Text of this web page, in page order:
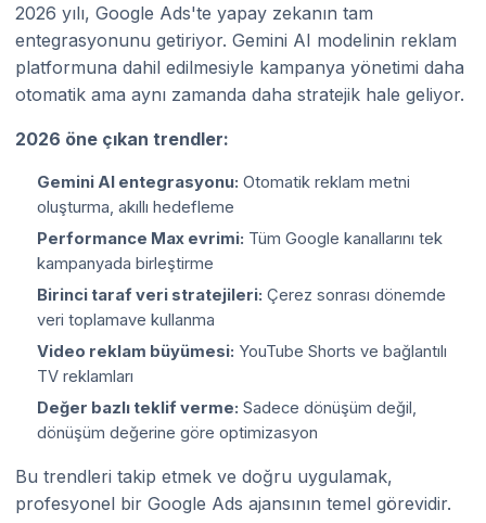
2026 yılı, Google Ads'te yapay zekanın tam
entegrasyonunu getiriyor. Gemini AI modelinin reklam
platformuna dahil edilmesiyle kampanya yönetimi daha
otomatik ama aynı zamanda daha stratejik hale geliyor.
2026 öne çıkan trendler:
Gemini AI entegrasyonu: Otomatik reklam metni
oluşturma, akıllı hedefleme
Performance Max evrimi: Tüm Google kanallarını tek
kampanyada birleştirme
Birinci taraf veri stratejileri: Çerez sonrası dönemde
veri toplamave kullanma
Video reklam büyümesi: YouTube Shorts ve bağlantılı
TV reklamları
Değer bazlı teklif verme: Sadece dönüşüm değil,
dönüşüm değerine göre optimizasyon
Bu trendleri takip etmek ve doğru uygulamak,
profesyonel bir Google Ads ajansının temel görevidir.